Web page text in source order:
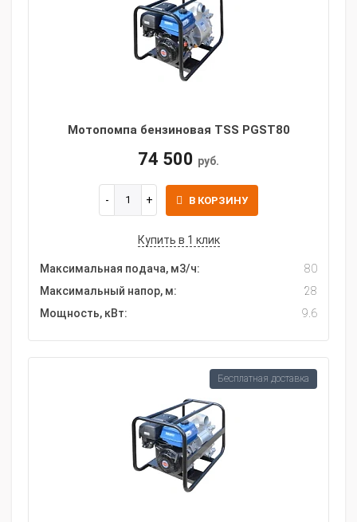
Мотопомпа бензиновая TSS PGST80
74 500 руб.
В КОРЗИНУ
Купить в 1 клик
Максимальная подача, м3/ч:
80
Максимальный напор, м:
28
Мощность, кВт:
9.6
Бесплатная доставка